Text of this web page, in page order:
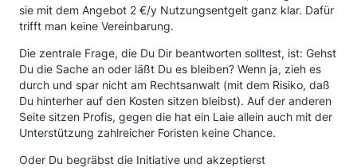
sie mit dem Angebot 2 €/y Nutzungsentgelt ganz klar. Dafür
trifft man keine Vereinbarung.
Die zentrale Frage, die Du Dir beantworten solltest, ist: Gehst
Du die Sache an oder läßt Du es bleiben? Wenn ja, zieh es
durch und spar nicht am Rechtsanwalt (mit dem Risiko, daß
Du hinterher auf den Kosten sitzen bleibst). Auf der anderen
Seite sitzen Profis, gegen die hat ein Laie allein auch mit der
Unterstützung zahlreicher Foristen keine Chance.
Oder Du begräbst die Initiative und akzeptierst